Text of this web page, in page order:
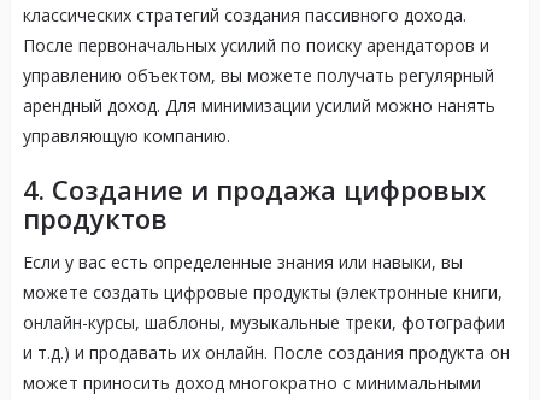
классических стратегий создания пассивного дохода.
После первоначальных усилий по поиску арендаторов и
управлению объектом, вы можете получать регулярный
арендный доход. Для минимизации усилий можно нанять
управляющую компанию.
4. Создание и продажа цифровых
продуктов
Если у вас есть определенные знания или навыки, вы
можете создать цифровые продукты (электронные книги,
онлайн-курсы, шаблоны, музыкальные треки, фотографии
и т.д.) и продавать их онлайн. После создания продукта он
может приносить доход многократно с минимальными